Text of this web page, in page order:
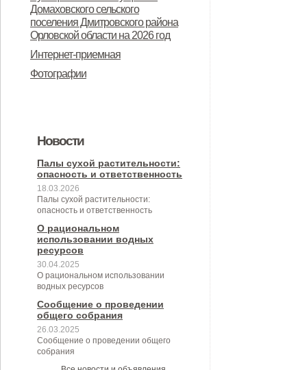
предназначенного для
предоставления во владение и
(или) пользование на
долгосрочной основе (в том числе
среднего предпринимательства и
организациям, образующим
субъектов малого и среднего
предпринимательства» (с
изменениями от 26.04.2022 № 30/9-
сс)
Дмитровского района Орловской
области в целях осуществления
сельского поселения
Домаховского сельского
поселения Дмитровского района
Орловской области на 2026 год
Интернет-приемная
Фотографии
Новости
Палы сухой растительности:
опасность и ответственность
18.03.2026
Палы сухой растительности:
опасность и ответственность
О рациональном
использовании водных
ресурсов
30.04.2025
О рациональном использовании
водных ресурсов
Сообщение о проведении
общего собрания
26.03.2025
Сообщение о проведении общего
собрания